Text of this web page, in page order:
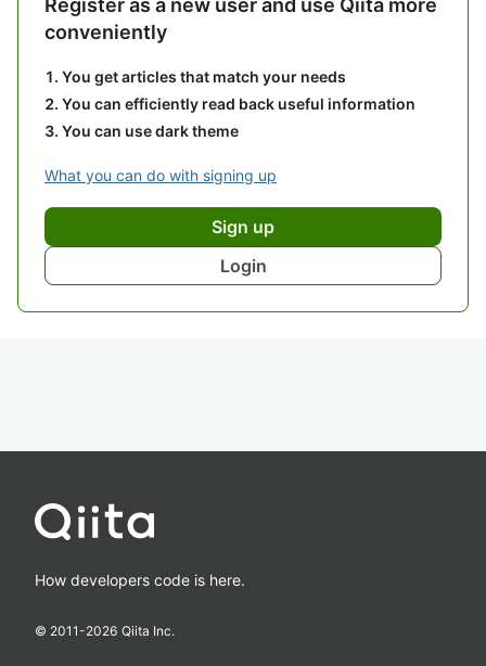
Register as a new user and use Qiita more
conveniently
You get articles that match your needs
You can efficiently read back useful information
You can use dark theme
What you can do with signing up
Sign up
Login
How developers code is here.
© 2011-2026 Qiita Inc.